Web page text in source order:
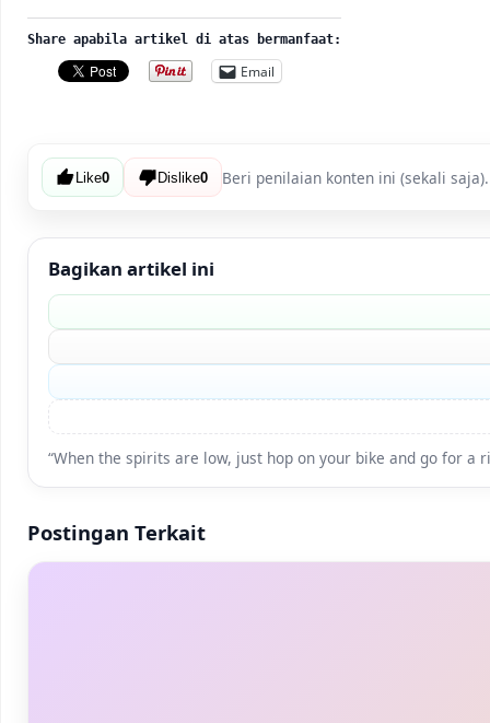
Share apabila artikel di atas bermanfaat:
Email
Like0 Dislike0 Beri penilaian konten ini (sekali saja).
Bagikan artikel ini
“When the spirits are low, just hop on your bike and go for a
Postingan Terkait